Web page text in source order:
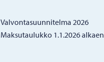
Valvontasuunnitelma 2026
Maksutaulukko 1.1.2026 alkaen